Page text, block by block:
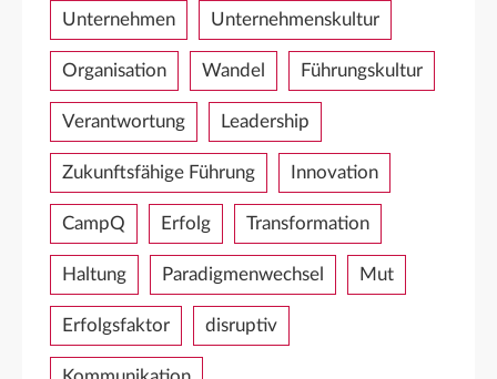
Unternehmen Unternehmenskultur
Organisation Wandel Führungskultur
Verantwortung Leadership
Zukunftsfähige Führung Innovation
CampQ Erfolg Transformation
Haltung Paradigmenwechsel Mut
Erfolgsfaktor disruptiv